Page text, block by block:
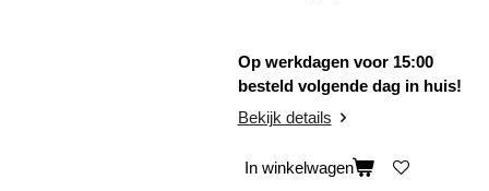
Op werkdagen voor 15:00
besteld volgende dag in huis!
Bekijk details
In winkelwagen